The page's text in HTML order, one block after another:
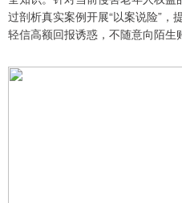
过剖析真实案例开展“以案说险”，
轻信高额回报诱惑，不随意向陌生